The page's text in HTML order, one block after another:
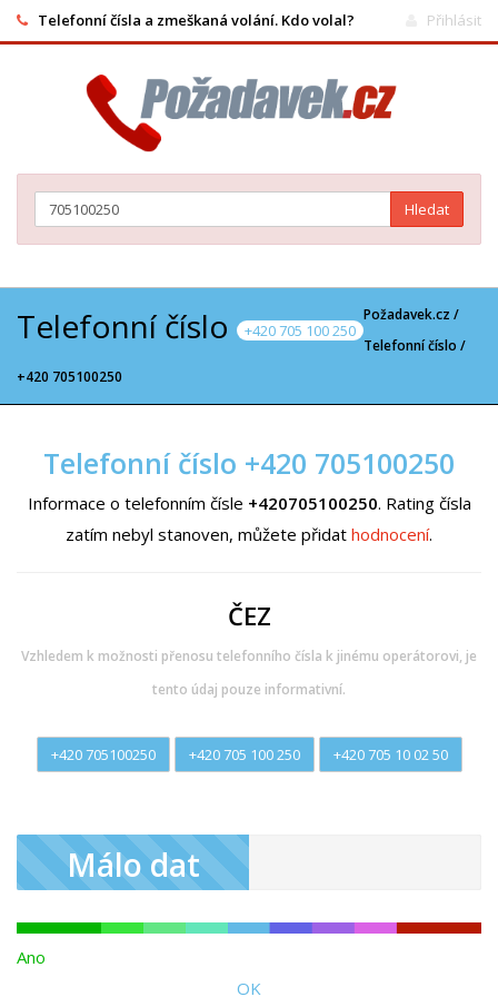
Telefonní čísla a zmeškaná volání. Kdo volal? Přihlásit
Hledat
Telefonní číslo +420 705 100 250
Požadavek.cz /
Telefonní číslo /
+420 705100250
Telefonní číslo +420 705100250
Informace o telefonním čísle +420705100250. Rating čísla
zatím nebyl stanoven, můžete přidat hodnocení.
ČEZ
Vzhledem k možnosti přenosu telefonního čísla k jinému operátorovi, je
tento údaj pouze informativní.
+420 705100250 +420 705 100 250 +420 705 10 02 50
Málo dat
Ano
OK